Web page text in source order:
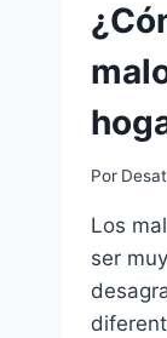
Por
Los
ser